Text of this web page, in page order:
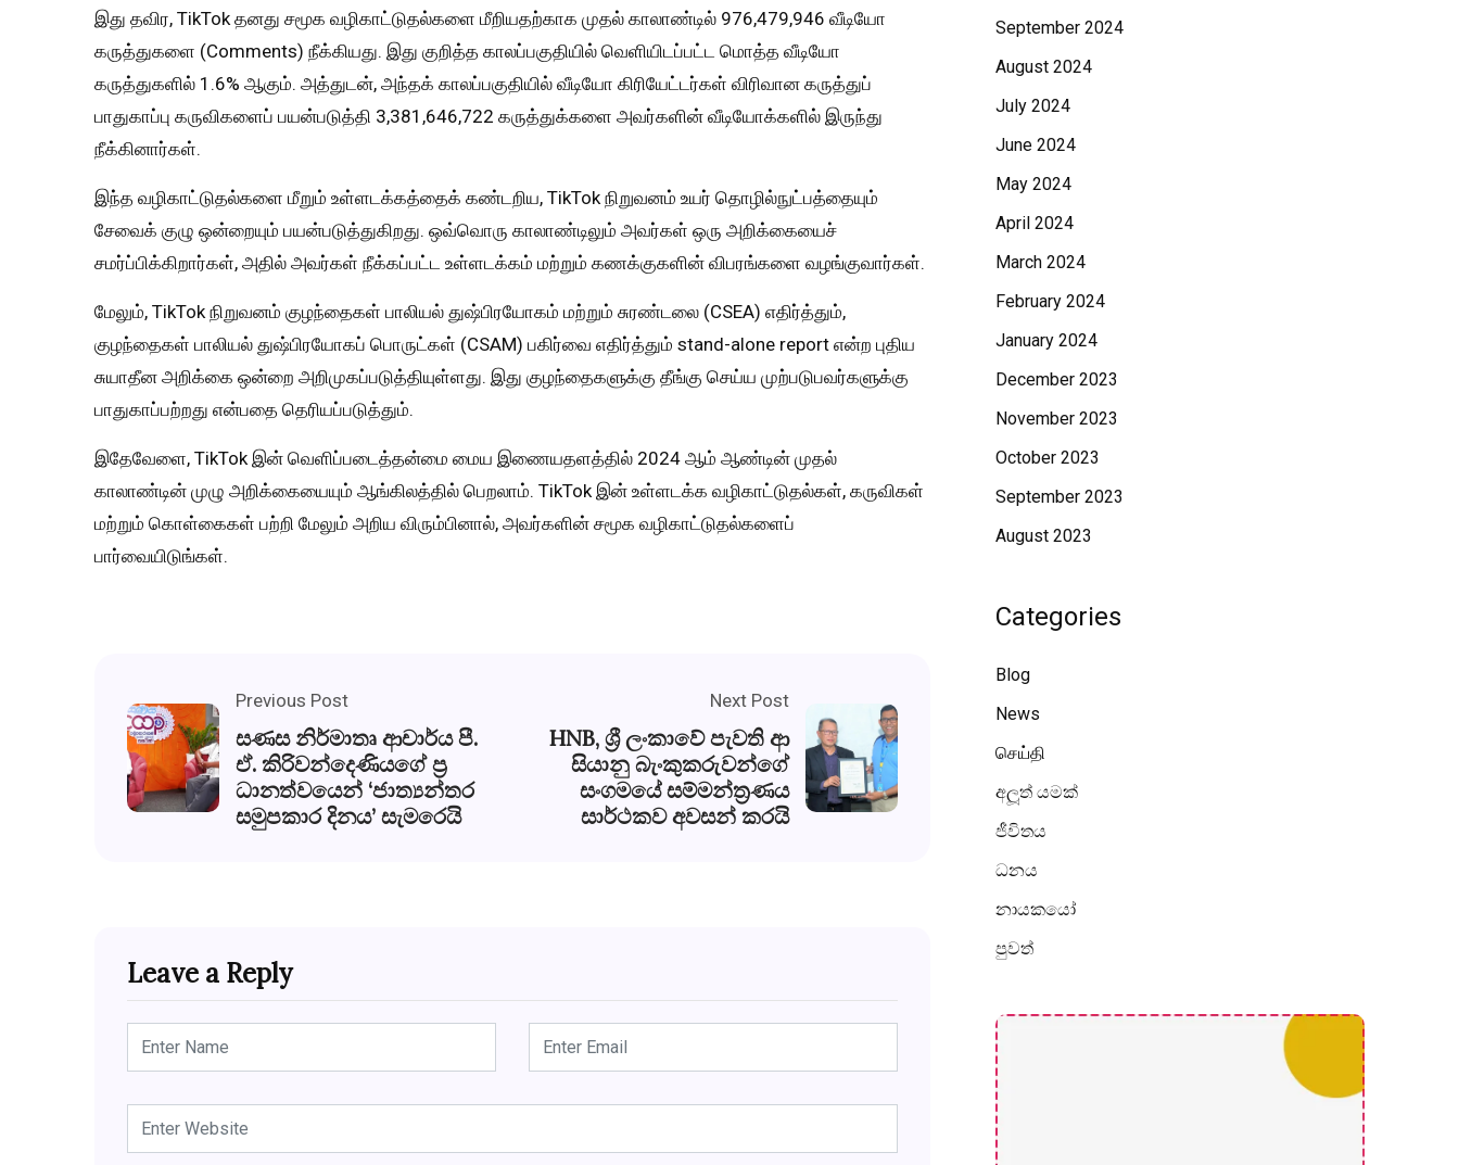
இது தவிர, TikTok தனது சமூக வழிகாட்டுதல்களை மீறியதற்காக முதல் காலாண்டில் 976,479,946 வீடியோ
கருத்துகளை (Comments) நீக்கியது. இது குறித்த காலப்பகுதியில் வெளியிடப்பட்ட மொத்த வீடியோ
கருத்துகளில் 1.6% ஆகும். அத்துடன், அந்தக் காலப்பகுதியில் வீடியோ கிரியேட்டர்கள் விரிவான கருத்துப்
பாதுகாப்பு கருவிகளைப் பயன்படுத்தி 3,381,646,722 கருத்துக்களை அவர்களின் வீடியோக்களில் இருந்து
நீக்கினார்கள்.
இந்த வழிகாட்டுதல்களை மீறும் உள்ளடக்கத்தைக் கண்டறிய, TikTok நிறுவனம் உயர் தொழில்நுட்பத்தையும்
சேவைக் குழு ஒன்றையும் பயன்படுத்துகிறது. ஒவ்வொரு காலாண்டிலும் அவர்கள் ஒரு அறிக்கையைச்
சமர்ப்பிக்கிறார்கள், அதில் அவர்கள் நீக்கப்பட்ட உள்ளடக்கம் மற்றும் கணக்குகளின் விபரங்களை வழங்குவார்கள்.
மேலும், TikTok நிறுவனம் குழந்தைகள் பாலியல் துஷ்பிரயோகம் மற்றும் சுரண்டலை (CSEA) எதிர்த்தும்,
குழந்தைகள் பாலியல் துஷ்பிரயோகப் பொருட்கள் (CSAM) பகிர்வை எதிர்த்தும் stand-alone report என்ற புதிய
சுயாதீன அறிக்கை ஒன்றை அறிமுகப்படுத்தியுள்ளது. இது குழந்தைகளுக்கு தீங்கு செய்ய முற்படுபவர்களுக்கு
பாதுகாப்பற்றது என்பதை தெரியப்படுத்தும்.
இதேவேளை, TikTok இன் வெளிப்படைத்தன்மை மைய இணையதளத்தில் 2024 ஆம் ஆண்டின் முதல்
காலாண்டின் முழு அறிக்கையையும் ஆங்கிலத்தில் பெறலாம். TikTok இன் உள்ளடக்க வழிகாட்டுதல்கள், கருவிகள்
மற்றும் கொள்கைகள் பற்றி மேலும் அறிய விரும்பினால், அவர்களின் சமூக வழிகாட்டுதல்களைப்
பார்வையிடுங்கள்.
Previous Post
සණස නිර්මාතෘ ආචාර්ය පී.
ඒ. කිරිවන්දෙණියගේ ප්‍ර
ධානත්වයෙන් ‘ජාත්‍යන්තර
සමුපකාර දිනය’ සැමරෙයි
Next Post
HNB, ශ්‍රී ලංකාවේ පැවති ආ
සියානු බැංකුකරුවන්ගේ
සංගමයේ සම්මන්ත්‍රණය
සාර්ථකව අවසන් කරයි
Leave a Reply
September 2024
August 2024
July 2024
June 2024
May 2024
April 2024
March 2024
February 2024
January 2024
December 2023
November 2023
October 2023
September 2023
August 2023
Categories
Blog
News
செய்தி
අලූත් යමක්
ජීවිතය
ධනය
නායකයෝ
පුවත්